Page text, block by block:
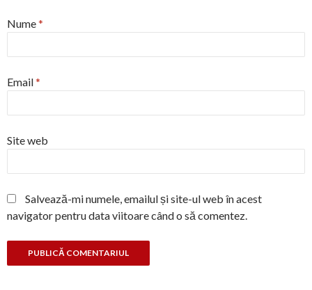
Nume*
Email*
Site web
Salvează-mi numele, emailul și site-ul web în acest
navigator pentru data viitoare când o să comentez.